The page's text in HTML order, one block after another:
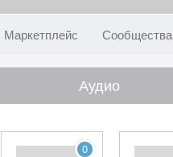
Маркетплейс Сообщества
Аудио
0